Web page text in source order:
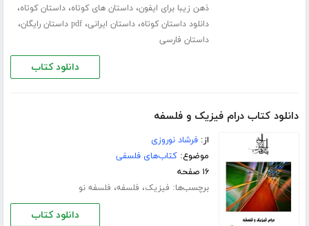
ذهن زیبا برای ایفون،داستان های کوتاه،داستان کوتاه،
دانلود داستان کوتاه،داستان ایرانی،pdf داستان رایگان ،
داستان فارسی
دانلود کتاب
دانلود کتاب درام فیزیک و فلسفه
از:فرشاد نوروزی
موضوع:کتاب‌های فلسفی
۱۶ صفحه
برچسب‌ها: فیزیک، فلسفه، فلسفه نو
دانلود کتاب